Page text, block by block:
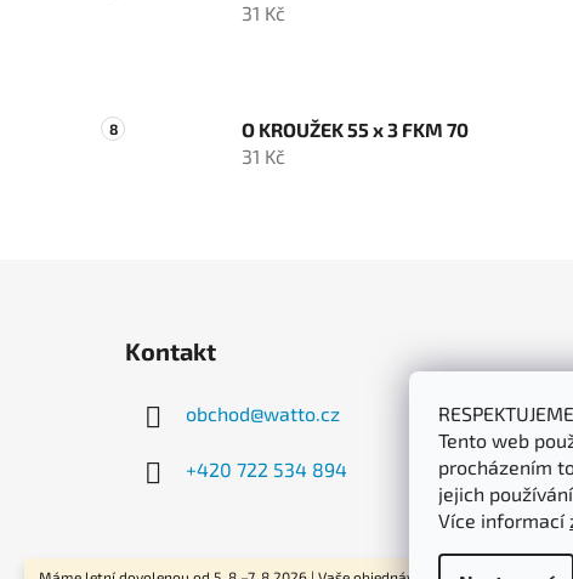
Tento web
procházením
jejich
Více informací
31 Kč
O KROUŽEK 55 x 3 FKM 70
31 Kč
Kontakt
obchod@watto.cz
+420 722 534 894